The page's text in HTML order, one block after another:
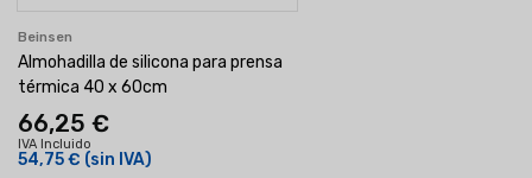
Beinsen
Almohadilla de silicona para prensa
térmica 40 x 60cm
66,25 €
IVA Incluido
54,75 € (sin IVA)